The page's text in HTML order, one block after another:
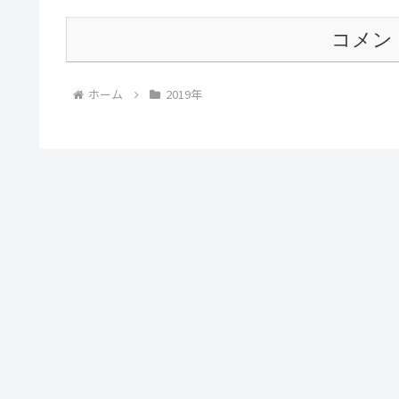
コメン
ホーム 2019年